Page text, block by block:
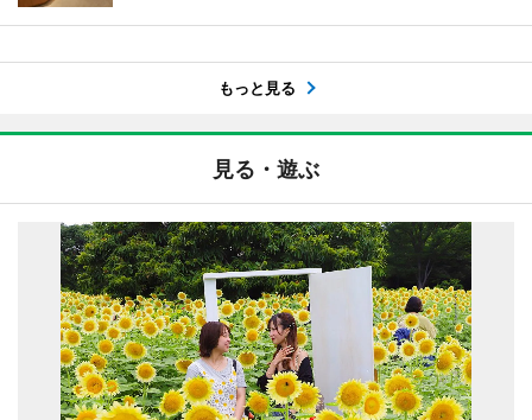
もっと見る
見る・遊ぶ